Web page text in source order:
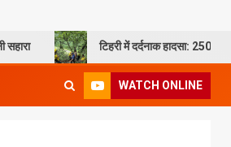
टिहरी में दर्दनाक हादसा: 250 मीटर गहरी खाई में
WATCH ONLINE